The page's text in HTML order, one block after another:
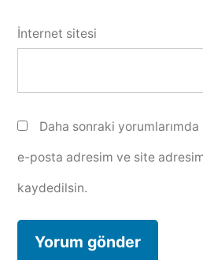
İnternet sitesi
Daha sonraki yorumlarımda
e-posta adresim ve site
kaydedilsin.